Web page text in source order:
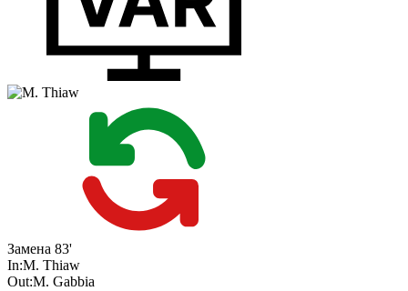
Замена 83'
In:M. Thiaw
Out:M. Gabbia